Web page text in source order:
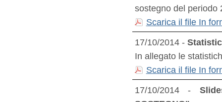
sostegno del periodo
Scarica il file In
17/10/2014 -
In allegato le
Scarica il file In
17/10/2014 -